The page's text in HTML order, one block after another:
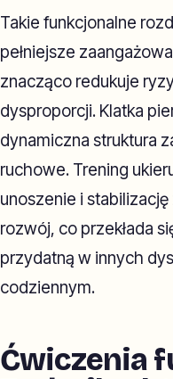
Takie funkcjonalne
pełniejsze
znacząco redukuje
dysproporcji. Klatka
dynamiczna struktura
ruchowe. Trening
unoszenie i
rozwój, co przekłada
przydatną w innych
codziennym.
Ćwiczenia